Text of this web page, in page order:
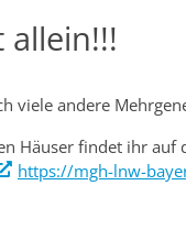
viele andere
Häuser findet ihr auf
https://mgh-lnw-